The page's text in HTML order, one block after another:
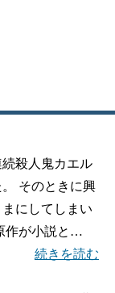
殺人鬼カエル
そのときに興
にしてしまい
作が小説と…
続きを読む